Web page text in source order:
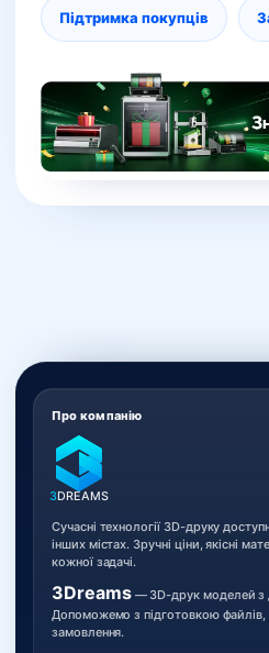
Підтримка покупців
Про компанію
3DREAMS
Сучасні технології 3D-друку
інших містах. Зручні ціни, якісні
кожної задачі.
3Dreams— 3D-друк моделей з
Допоможемо з підготовкою файлів,
замовлення.